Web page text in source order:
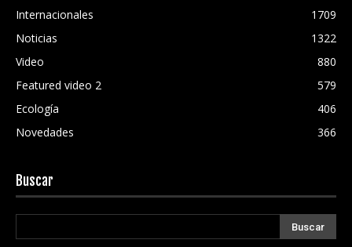
Internacionales
1709
Noticias
1322
Video
880
Featured video 2
579
Ecología
406
Novedades
366
Buscar